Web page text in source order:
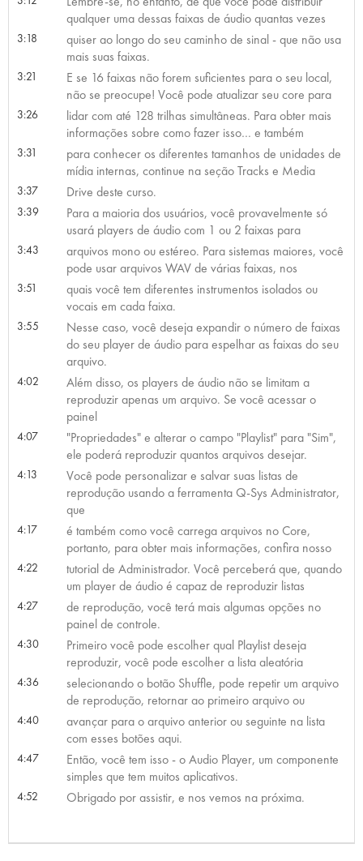
qualquer uma dessas faixas de áudio quantas vezes
3:18
quiser ao longo do seu caminho de sinal - que não usa
mais suas faixas.
3:21
E se 16 faixas não forem suficientes para o seu local,
não se preocupe! Você pode atualizar seu core para
3:26
lidar com até 128 trilhas simultâneas. Para obter mais
informações sobre como fazer isso… e também
3:31
para conhecer os diferentes tamanhos de unidades de
mídia internas, continue na seção Tracks e Media
3:37 Drive deste curso.
3:39
Para a maioria dos usuários, você provavelmente só
usará players de áudio com 1 ou 2 faixas para
3:43
arquivos mono ou estéreo. Para sistemas maiores, você
pode usar arquivos WAV de várias faixas, nos
3:51
quais você tem diferentes instrumentos isolados ou
vocais em cada faixa.
3:55
Nesse caso, você deseja expandir o número de faixas
do seu player de áudio para espelhar as faixas do seu
arquivo.
4:02
Além disso, os players de áudio não se limitam a
reproduzir apenas um arquivo. Se você acessar o
painel
4:07
"Propriedades" e alterar o campo "Playlist" para "Sim",
ele poderá reproduzir quantos arquivos desejar.
4:13
Você pode personalizar e salvar suas listas de
reprodução usando a ferramenta Q-Sys Administrator,
que
4:17
é também como você carrega arquivos no Core,
portanto, para obter mais informações, confira nosso
4:22
tutorial de Administrador. Você perceberá que, quando
um player de áudio é capaz de reproduzir listas
4:27
de reprodução, você terá mais algumas opções no
painel de controle.
4:30
Primeiro você pode escolher qual Playlist deseja
reproduzir, você pode escolher a lista aleatória
4:36
selecionando o botão Shuffle, pode repetir um arquivo
de reprodução, retornar ao primeiro arquivo ou
4:40
avançar para o arquivo anterior ou seguinte na lista
com esses botões aqui.
4:47
Então, você tem isso - o Audio Player, um componente
simples que tem muitos aplicativos.
4:52 Obrigado por assistir, e nos vemos na próxima.